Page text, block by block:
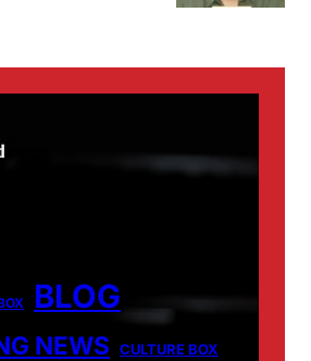
BLOG
NEWS CULTURE BOX